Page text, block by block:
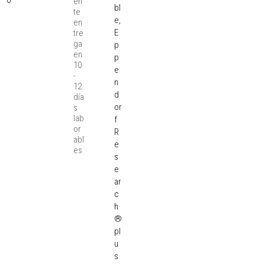
te
en
tre
ga
en
10
-
12
día
s
lab
or
abl
es
bl
e,
E
p
p
e
n
d
or
f
R
e
s
e
ar
c
h
®
pl
u
s